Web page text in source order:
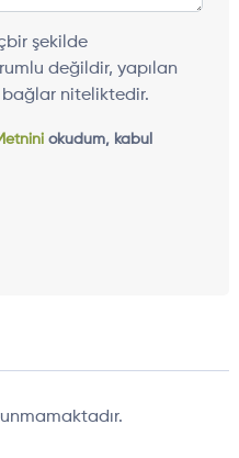
şekilde
değildir, yapılan
niteliktedir.
okudum, kabul